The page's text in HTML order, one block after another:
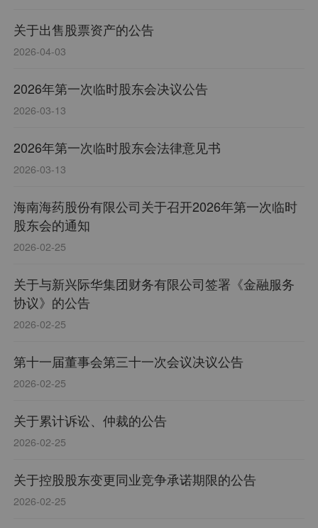
关于出售股票资产的公告
2026-04-03
2026年第一次临时股东会决议公告
2026-03-13
2026年第一次临时股东会法律意见书
2026-03-13
海南海药股份有限公司关于召开2026年第一次临时
股东会的通知
2026-02-25
关于与新兴际华集团财务有限公司签署《金融服务
协议》的公告
2026-02-25
第十一届董事会第三十一次会议决议公告
2026-02-25
关于累计诉讼、仲裁的公告
2026-02-25
关于控股股东变更同业竞争承诺期限的公告
2026-02-25